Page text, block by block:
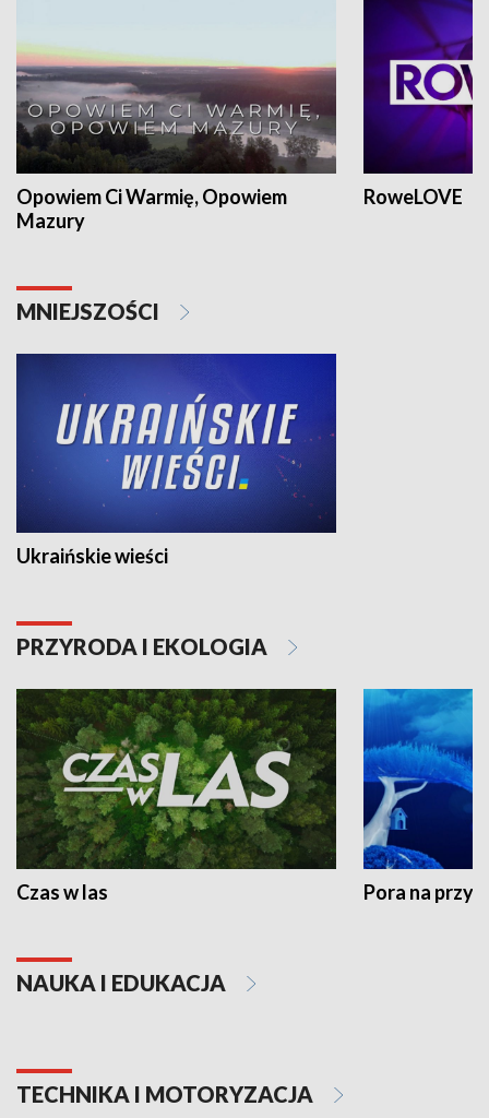
Opowiem Ci Warmię, Opowiem
Mazury
RoweLOVE
MNIEJSZOŚCI
Ukraińskie wieści
PRZYRODA I EKOLOGIA
Czas w las Pora na
NAUKA I EDUKACJA
TECHNIKA I MOTORYZACJA